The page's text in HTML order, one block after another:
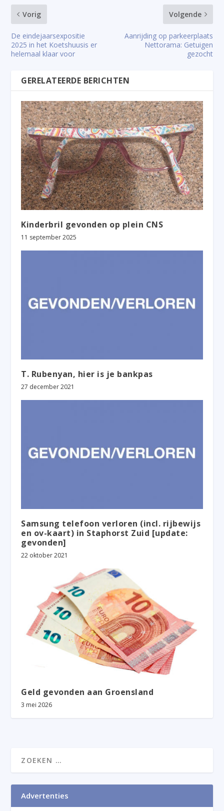
Vorig
De eindejaarsexpositie
2025 in het Koetshuusis er
helemaal klaar voor
Volgende
Aanrijding op parkeerplaats
Nettorama: Getuigen
gezocht
GERELATEERDE BERICHTEN
Kinderbril gevonden op plein CNS
11 september 2025
T. Rubenyan, hier is je bankpas
27 december 2021
Samsung telefoon verloren (incl. rijbewijs
en ov-kaart) in Staphorst Zuid [update:
gevonden]
22 oktober 2021
Geld gevonden aan Groensland
3 mei 2026
Advertenties